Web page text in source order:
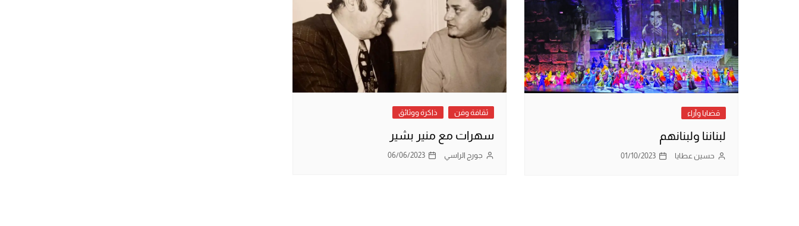
قضايا وآراء
لبناننا ولبنانهم
حسين عطايا 01/10/2023
ثقافة وفن ذاكرة ووثائق
سهرات مع منير بشير
جورج الراسي 06/06/2023